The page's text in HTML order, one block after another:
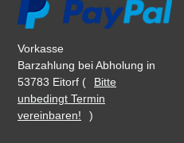
Vorkasse
Barzahlung bei Abholung in
53783 Eitorf (
Bitte
unbedingt Termin
vereinbaren!
)